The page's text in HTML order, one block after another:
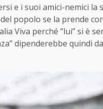
e i suoi amici-nemici
popolo se la prende
Viva perché “lui” si è
dipenderebbe quindi